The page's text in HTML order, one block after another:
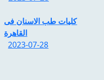
كليات طب الاسنان فى
القاهرة
2023-07-28